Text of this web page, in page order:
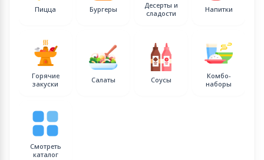
Пицца Бургеры
Десерты и
сладости
Напитки
Горячие
закуски
Салаты Соусы
Комбо-
наборы
Смотреть
каталог